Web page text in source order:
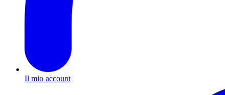
Il mio account